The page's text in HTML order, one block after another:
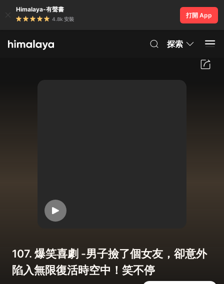
Himalaya-有聲書
4.8k 安裝
打開 App
探索
107. 爆笑喜劇 -男子撿了個女友，卻意外
陷入無限復活時空中！笑不停